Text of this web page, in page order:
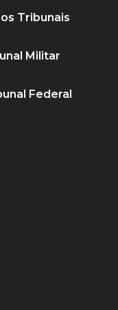
Tribunais
Militar
Federal